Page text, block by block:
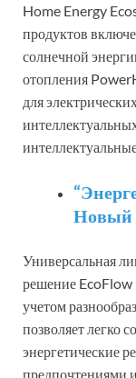
Home Energy
продуктов
солнечной
отопления
для
Новый
Универсальная
решение EcoFlow
учетом
позволяет легко
энергетические
предпочтениями